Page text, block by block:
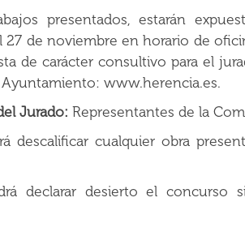
presentados, estarán
27 de noviembre en horario de
de carácter consultivo para el
www.herencia.es.
Jurado: Representantes de la
descalificar cualquier obra
declarar desierto el